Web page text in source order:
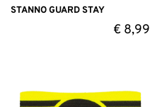
STANNO GUARD STAY
€8,99